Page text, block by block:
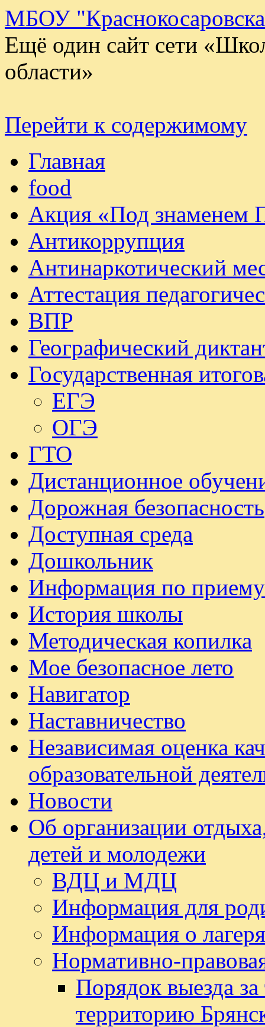
МБОУ
Ещё один сайт сети
области»
Перейти к содержимому
Главная
food
Акция «Под знаменем
Антикоррупция
Антинаркотический
Аттестация
ВПР
Географический
Государственная
ЕГЭ
ОГЭ
ГТО
Дистанционное
Дорожная безопасность
Доступная среда
Дошкольник
Информация по
История школы
Методическая копилка
Мое безопасное лето
Навигатор
Наставничество
Независимая оценка
образовательной
Новости
Об организации
детей и молодежи
ВДЦ и МДЦ
Информация для
Информация о
Нормативно-
Порядок выезда
территорию